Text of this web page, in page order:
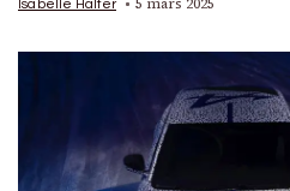
Isabelle Halter